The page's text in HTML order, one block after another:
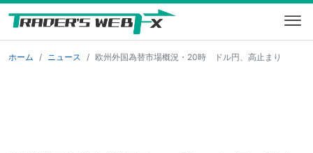
ホーム ニュース 欧州外国為替市場概況・20時 ドル円、高止まり